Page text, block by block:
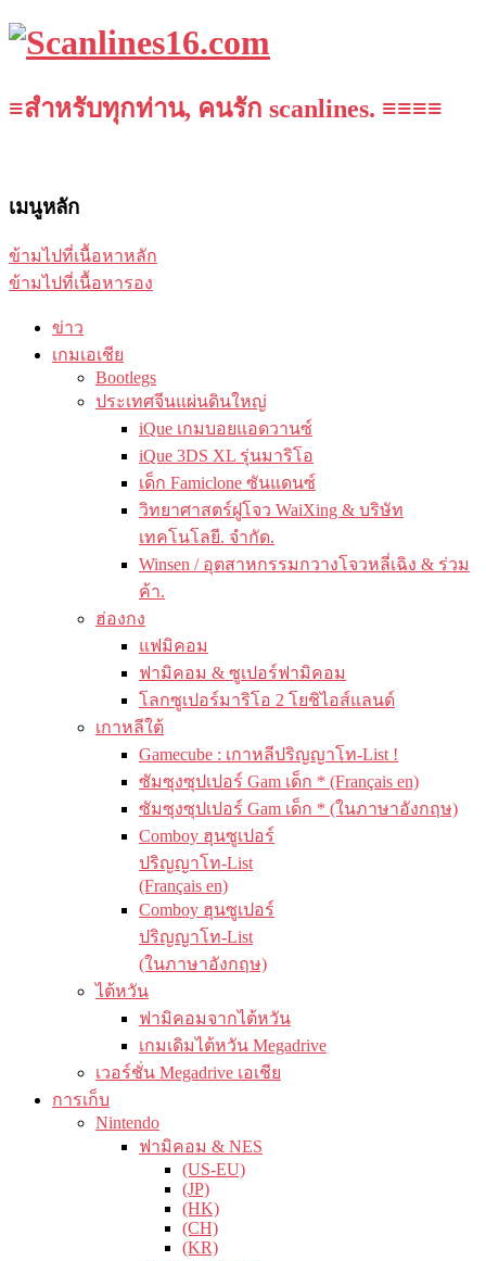
≡สำหรับทุกท่าน, คนรัก scanlines. ≡≡≡≡
เมนูหลัก
ข้ามไปที่เนื้อหาหลัก
ข้ามไปที่เนื้อหารอง
ข่าว
เกมเอเชีย
Bootlegs
ประเทศจีนแผ่นดินใหญ่
iQue เกมบอยแอดวานซ์
iQue 3DS XL รุ่นมาริโอ
เด็ก Famiclone ซันแดนซ์
วิทยาศาสตร์ฝูโจว WaiXing & บริษัท
เทคโนโลยี. จำกัด.
Winsen / อุตสาหกรรมกวางโจวหลี่เฉิง & ร่วม
ค้า.
ฮ่องกง
แฟมิคอม
ฟามิคอม & ซูเปอร์ฟามิคอม
โลกซูเปอร์มาริโอ 2 โยชิไอส์แลนด์
เกาหลีใต้
Gamecube : เกาหลีปริญญาโท-List !
ซัมซุงซุปเปอร์ Gam เด็ก * (Français en)
ซัมซุงซุปเปอร์ Gam เด็ก * (ในภาษาอังกฤษ)
Comboy ฮุนซูเปอร์
ปริญญาโท-List
(Français en)
Comboy ฮุนซูเปอร์
ปริญญาโท-List
(ในภาษาอังกฤษ)
ไต้หวัน
ฟามิคอมจากไต้หวัน
เกมเดิมไต้หวัน Megadrive
เวอร์ชั่น Megadrive เอเชีย
การเก็บ
Nintendo
ฟามิคอม & NES
(US-EU)
(JP)
(HK)
(CH)
(KR)